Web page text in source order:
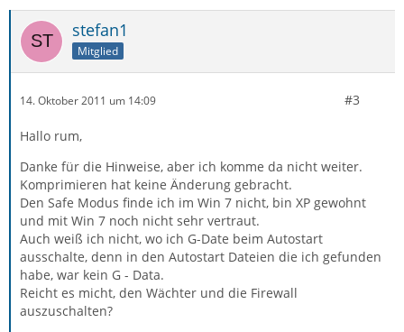
stefan1
Mitglied
14. Oktober 2011 um 14:09 #3
Hallo rum,
Danke für die Hinweise, aber ich komme da nicht weiter.
Komprimieren hat keine Änderung gebracht.
Den Safe Modus finde ich im Win 7 nicht, bin XP gewohnt
und mit Win 7 noch nicht sehr vertraut.
Auch weiß ich nicht, wo ich G-Date beim Autostart
ausschalte, denn in den Autostart Dateien die ich gefunden
habe, war kein G - Data.
Reicht es micht, den Wächter und die Firewall
auszuschalten?